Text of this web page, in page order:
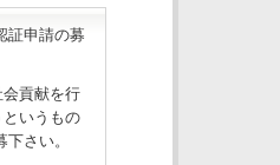
証申請の募
貢献を行
いうもの
さい。